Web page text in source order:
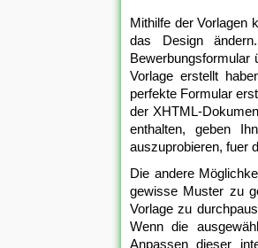
Mithilfe der Vorlagen
das Design
Vorlage erstellt
perfekte Formular
der XHTML-
enthalten, geben
auszuprobieren, fuer
Die andere
gewisse Muster zu
Vorlage zu
Wenn die
Anpassen dieser